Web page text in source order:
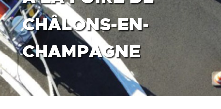
CHÂLONS-EN-
CHAMPAGNE